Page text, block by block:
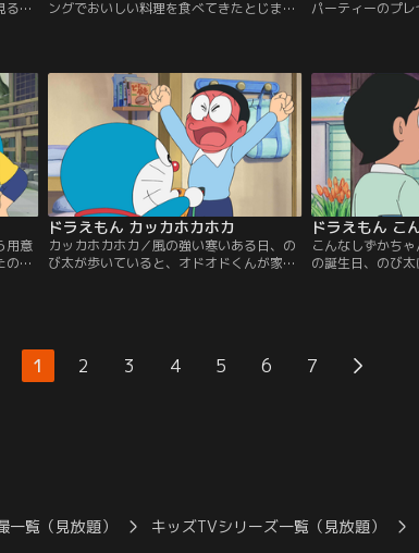
るこ
ルを
の
の話
ングでおいしい料理を食べてきたとじまん
う。くやしがるのび太に泣きつかれたドラ
えもんが取り出したのは、船の形の着ぐる
みと海賊（かいぞく）風のぼうし。これは
『なんでもバイキング』というひみつ道具
で…。
パーティーのプ
たはずと指摘（
が、スネ夫は自
つも買えると得
用意
のび
のの
出
ドラえもん カッカホカホカ
カッカホカホカ／風の強い寒いある日、の
び太が歩いていると、オドオドくんが家の
ついておらず、部屋は寒いまま。ストーブ
用の灯油が切れているにもかかわらず、灯
油屋さんも休みだというのだ。
こんなしずかち
の誕生日、のび
ることに…！
1 2 3 4 5 6 7
一覧（見放題） キッズTVシリーズ一覧（見放題）